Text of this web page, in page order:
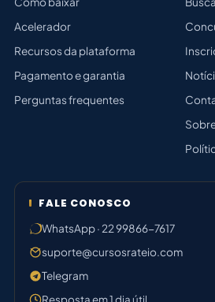
Acelerador
Recursos da plataforma
Pagamento e garantia
Perguntas frequentes
FALE CONOSCO
WhatsApp · 22 99866-7617
suporte@cursosrateio.com
Telegram
Resposta em 1 dia útil